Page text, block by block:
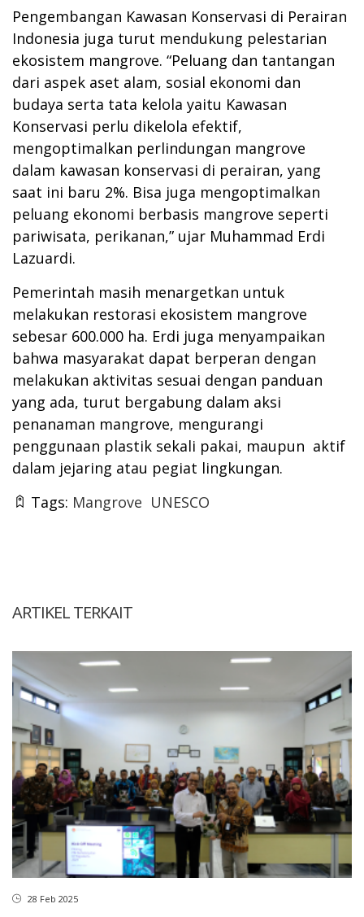
Pengembangan Kawasan Konservasi di Perairan
Indonesia juga turut mendukung pelestarian
ekosistem mangrove. “Peluang dan tantangan
dari aspek aset alam, sosial ekonomi dan
budaya serta tata kelola yaitu Kawasan
Konservasi perlu dikelola efektif,
mengoptimalkan perlindungan mangrove
dalam kawasan konservasi di perairan, yang
saat ini baru 2%. Bisa juga mengoptimalkan
peluang ekonomi berbasis mangrove seperti
pariwisata, perikanan,” ujar Muhammad Erdi
Lazuardi.
Pemerintah masih menargetkan untuk
melakukan restorasi ekosistem mangrove
sebesar 600.000 ha. Erdi juga menyampaikan
bahwa masyarakat dapat berperan dengan
melakukan aktivitas sesuai dengan panduan
yang ada, turut bergabung dalam aksi
penanaman mangrove, mengurangi
penggunaan plastik sekali pakai, maupun aktif
dalam jejaring atau pegiat lingkungan.
Tags: Mangrove UNESCO
ARTIKEL TERKAIT
28 Feb 2025